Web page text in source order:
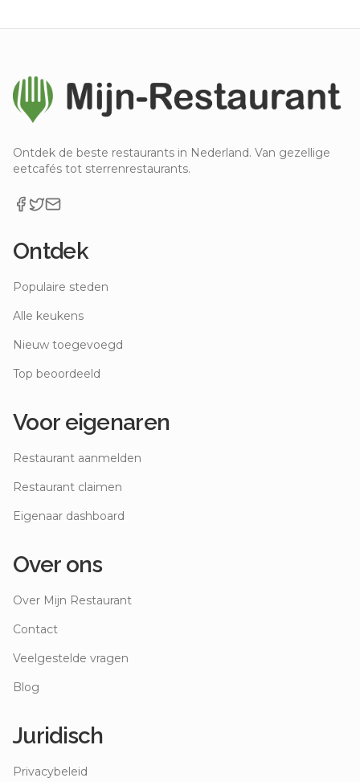
Ontdek de beste restaurants in Nederland. Van gezellige
eetcafés tot sterrenrestaurants.
Ontdek
Populaire steden
Alle keukens
Nieuw toegevoegd
Top beoordeeld
Voor eigenaren
Restaurant aanmelden
Restaurant claimen
Eigenaar dashboard
Over ons
Over Mijn Restaurant
Contact
Veelgestelde vragen
Blog
Juridisch
Privacybeleid